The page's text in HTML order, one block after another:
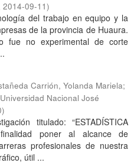
2014-09-11)
del trabajo en equipo y la
de la provincia de Huaura.
fue no experimental de corte
Carrión, Yolanda Mariela;
Universidad Nacional José
)
titulado: “ESTADÍSTICA
finalidad poner al alcance de
profesionales de nuestra
útil ...